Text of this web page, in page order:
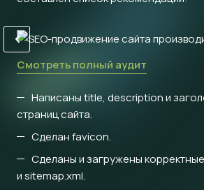
Смотреть полный аудит
Написаны title, description и
страниц сайта.
Сделан favicon.
Сделаны и загружены
и sitemap.xml.